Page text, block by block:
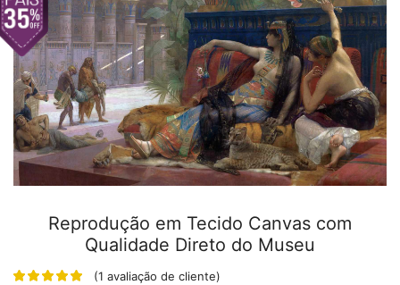
Reprodução em Tecido Canvas com
Qualidade Direto do Museu
(1 avaliação de cliente)